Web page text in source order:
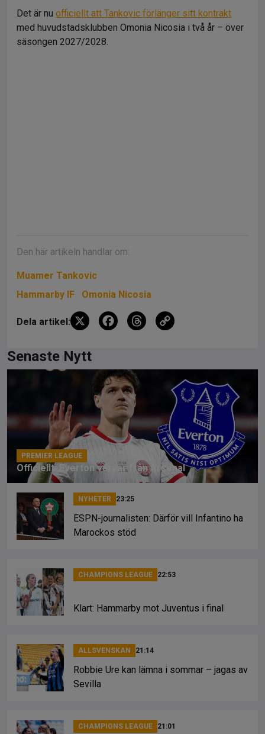
Det är nu officiellt att Tankovic förlänger sitt kontrakt
med huvudstadsklubben Omonia Nicosia i två år – över
säsongen 2027/2028.
Den här artikeln handlar om:
Muamer Tankovic
Hammarby IF
Omonia Nicosia
Dela artikel: X
F
b
o
o
k
T
s
Li
n
k
Senaste Nytt
PREMIER LEAGUE
Officiellt: Everton värvar från Arsenal
NYHETER 23:25
ESPN-journalisten: Därför vill Infantino ha
Marockos stöd
CHAMPIONS LEAGUE 22:53
Klart: Hammarby mot Juventus i final
ALLSVENSKAN 21:14
Robbie Ure kan lämna i sommar – jagas av
Sevilla
CHAMPIONS LEAGUE 21:01